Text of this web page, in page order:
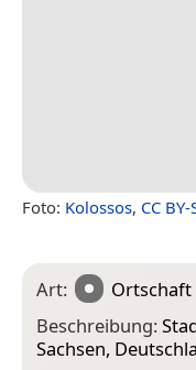
Foto: Kolossos, CC
Art: Ortschaft
Beschreibung:
Sachsen,